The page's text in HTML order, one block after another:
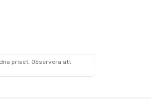
priset. Observera att